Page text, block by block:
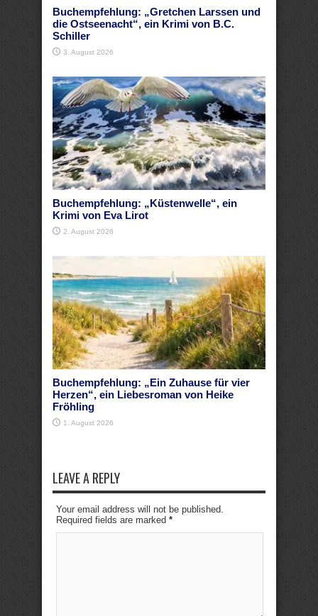
Buchempfehlung: „Gretchen Larssen und
die Ostseenacht“, ein Krimi von B.C.
Schiller
3. August 2026
Buchempfehlung: „Küstenwelle“, ein
Krimi von Eva Lirot
2. August 2026
Buchempfehlung: „Ein Zuhause für vier
Herzen“, ein Liebesroman von Heike
Fröhling
1. August 2026
LEAVE A REPLY
Your email address will not be published.
Required fields are marked *